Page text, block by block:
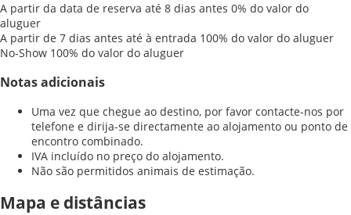
A partir da data de reserva até 8 dias antes 0% do valor do
aluguer
A partir de 7 dias antes até à entrada 100% do valor do aluguer
No-Show 100% do valor do aluguer
Notas adicionais
Uma vez que chegue ao destino, por favor contacte-nos por
telefone e dirija-se directamente ao alojamento ou ponto de
encontro combinado.
IVA incluído no preço do alojamento.
Não são permitidos animais de estimação.
Mapa e distâncias